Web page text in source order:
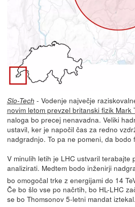
Slo-Tech - Vodenje največje
novim letom prevzel britanski fizik Mark
naloga bo precej nenavadna. Veliki
ustavil, ker je napočil čas za redno
nadgradnjo. To pa ne pomeni, da bodo
V minulih letih je LHC ustvaril terabajte
analizirati. Medtem bodo inženirji
bo omogočal trke z energijami do 14
Če bo šlo vse po načrtih, bo HL-LHC
se bo Thomsonov 5-letni mandat iztekal.